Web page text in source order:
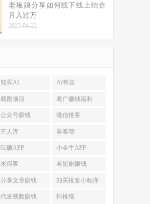
老板娘分享如何线下线上结合
月入过万
2023-04-22
知买AI AI帮卖
截图项目 看广赚钱福利
公众号赚钱 微信推客
艺人库 看客帮
玩赚APP 小金牛APP
米得客 看短剧赚钱
分享文章赚钱 知买推客小程序
代发视频赚钱 抖推猫